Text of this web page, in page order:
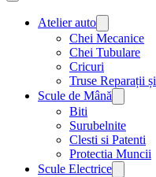
Atelier auto
Chei Mecanice
Chei Tubulare
Cricuri
Truse Reparații
Scule de Mână
Biti
Surubelnite
Clesti si Patenti
Protectia Muncii
Scule Electrice